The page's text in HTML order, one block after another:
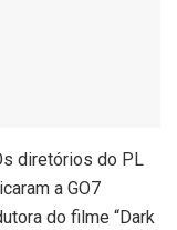
diretórios do PL
a GO7
do filme “Dark